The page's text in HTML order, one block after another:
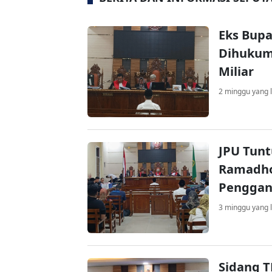
Eks
Miliar
2 minggu yang
JPU
3 minggu yang
Sidang